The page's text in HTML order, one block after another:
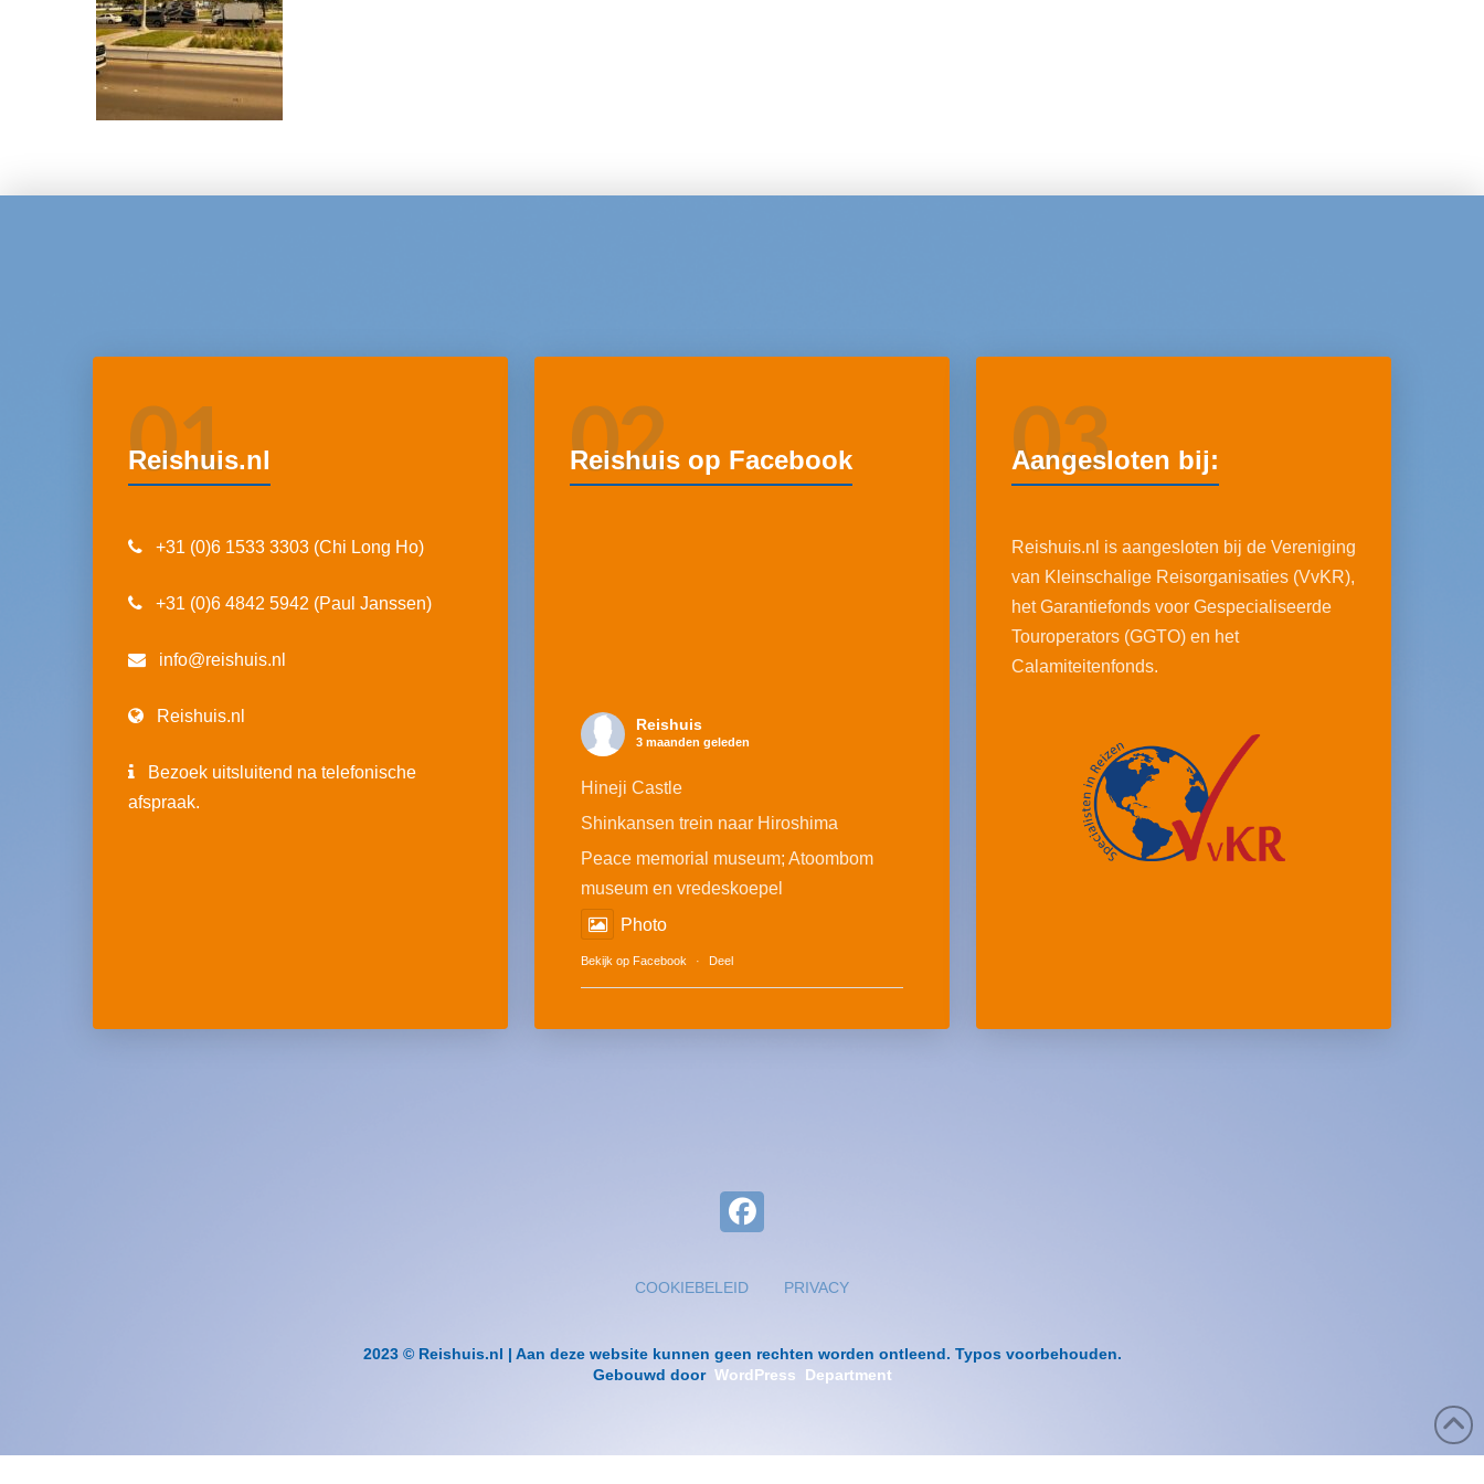
01
Reishuis.nl
+31 (0)6 1533 3303 (Chi Long Ho)
+31 (0)6 4842 5942 (Paul Janssen)
info@reishuis.nl
Reishuis.nl
Bezoek uitsluitend na telefonische
afspraak.
02
Reishuis op Facebook
Reishuis
3 maanden geleden
Hineji Castle
Shinkansen trein naar Hiroshima
Peace memorial museum; Atoombom
museum en vredeskoepel
Photo
Bekijk op Facebook · Deel
03
Aangesloten bij:
Reishuis.nl is aangesloten bij de Vereniging
van Kleinschalige Reisorganisaties (VvKR),
het Garantiefonds voor Gespecialiseerde
Touroperators (GGTO) en het
Calamiteitenfonds.
COOKIEBELEID PRIVACY
2023 © Reishuis.nl | Aan deze website kunnen geen rechten worden ontleend. Typos voorbehouden.
Gebouwd door WordPress Department